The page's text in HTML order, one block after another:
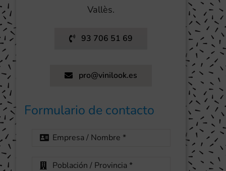
Vallès.
93 706 51 69
pro@vinilook.es
Formulario de contacto